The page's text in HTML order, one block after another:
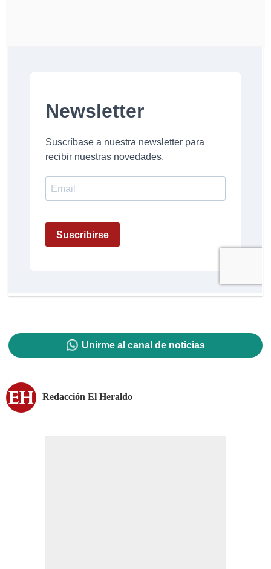
Unirme al canal de noticias
Redacción El Heraldo